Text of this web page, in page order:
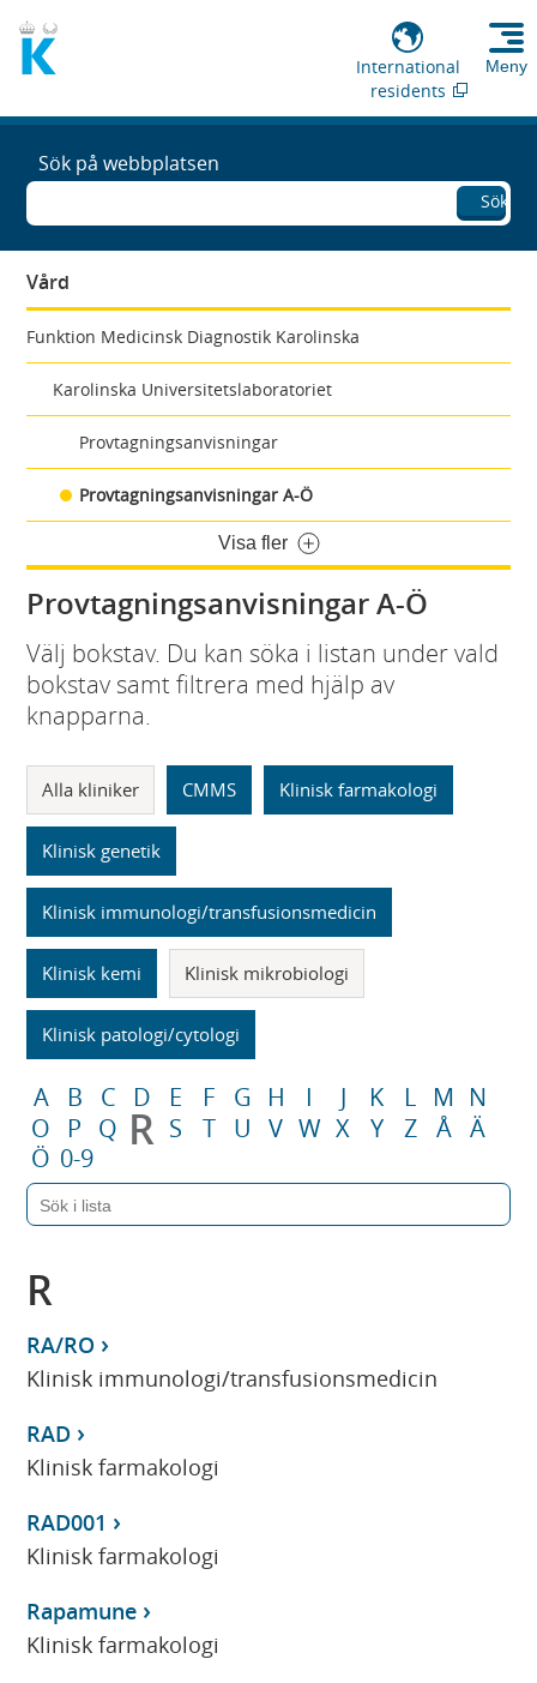
International
residents
Meny
Sök på webbplatsen
Sök
Vård
Funktion Medicinsk Diagnostik Karolinska
Karolinska Universitetslaboratoriet
Provtagningsanvisningar
Provtagningsanvisningar A-Ö
Visa fler
Provtagningsanvisningar A-Ö
Välj bokstav. Du kan söka i listan under vald
bokstav samt filtrera med hjälp av
knapparna.
Alla kliniker CMMS Klinisk farmakologi
Klinisk genetik
Klinisk immunologi/transfusionsmedicin
Klinisk kemi Klinisk mikrobiologi
Klinisk patologi/cytologi
A B C D E F G H I J K L M N
O
P Q R S T U V W X Y Z Å Ä
Ö 0-9
R
RA/RO
Klinisk immunologi/transfusionsmedicin
RAD
Klinisk farmakologi
RAD001
Klinisk farmakologi
Rapamune
Klinisk farmakologi